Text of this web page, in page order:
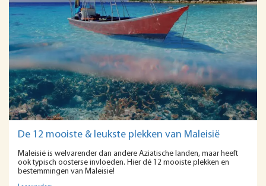
De 12 mooiste & leukste plekken van Maleisië
Maleisië is welvarender dan andere Aziatische landen, maar heeft
ook typisch oosterse invloeden. Hier dé 12 mooiste plekken en
bestemmingen van Maleisië!